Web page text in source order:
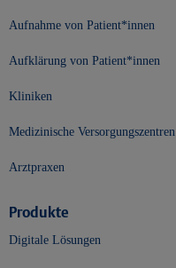
Aufnahme von Patient*innen
Aufklärung von Patient*innen
Kliniken
Medizinische Versorgungszentren
Arztpraxen
Produkte
Digitale Lösungen